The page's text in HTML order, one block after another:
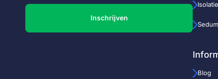
Inschrijven
Blog